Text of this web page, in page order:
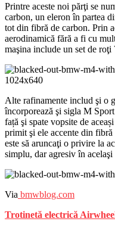
Printre aceste noi părţi se
carbon, un eleron în partea
tot din fibră de carbon. Prin
aerodinamică fără a fi cu
maşina include un set de
Alte rafinamente includ şi o
încorporează şi sigla M
față şi spate vopsite de
primit şi ele accente din
este să aruncaţi o privire la
simplu, dar agresiv în acelaşi
Via bmwblog.com
Trotinetă electrică